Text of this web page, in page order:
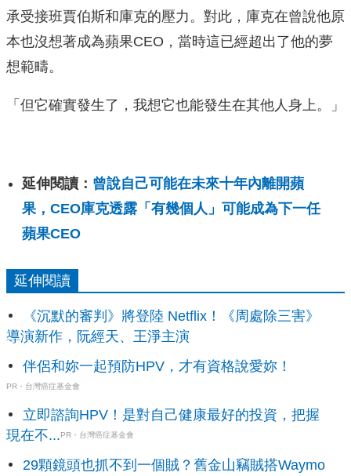
承受接班賈伯斯和庫克的壓力。對此，庫克在曾說他原
本也沒想著成為蘋果CEO，當時這已經超出了他的夢
想範疇。
「但它確實發生了，我想它也能發生在其他人身上。」
延伸閱讀： 曾說自己可能在未來十年內離開蘋
果，CEO庫克透露「有幾個人」可能成為下一任
蘋果CEO
延伸閱讀
《沉默的審判》將登陸 Netflix！《周處除三害》
導演新作，阮經天、王淨主演
伴侶和妳一起預防HPV，才有資格說愛妳！
PR・台灣癌症基金會
立即諮詢HPV！是對自己健康最好的投資，把握
現在不...PR・台灣癌症基金會
29顆鏡頭也抓不到一個賊？舊金山竊賊搭Waymo